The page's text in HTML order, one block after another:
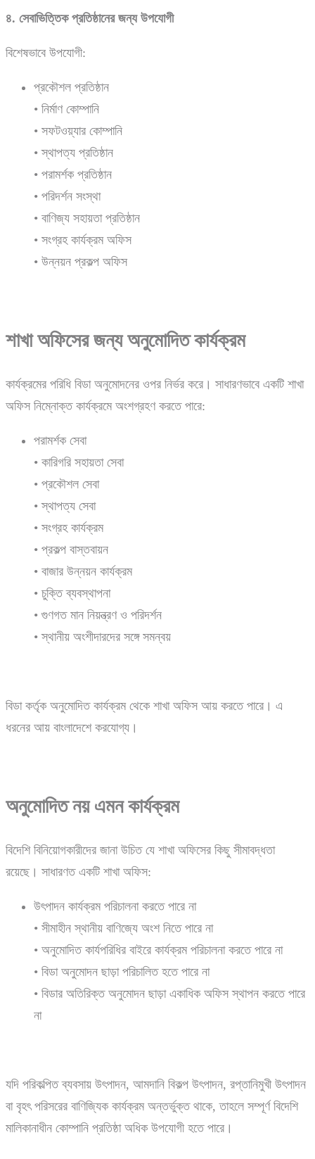
৪. সেবাভিত্তিক প্রতিষ্ঠানের জন্য উপযোগী
বিশেষভাবে উপযোগী:
প্রকৌশল প্রতিষ্ঠান
• নির্মাণ কোম্পানি
• সফটওয়্যার কোম্পানি
• স্থাপত্য প্রতিষ্ঠান
• পরামর্শক প্রতিষ্ঠান
• পরিদর্শন সংস্থা
• বাণিজ্য সহায়তা প্রতিষ্ঠান
• সংগ্রহ কার্যক্রম অফিস
• উন্নয়ন প্রকল্প অফিস
শাখা অফিসের জন্য অনুমোদিত কার্যক্রম
কার্যক্রমের পরিধি বিডা অনুমোদনের ওপর নির্ভর করে। সাধারণভাবে একটি শাখা
অফিস নিম্নোক্ত কার্যক্রমে অংশগ্রহণ করতে পারে:
পরামর্শক সেবা
• কারিগরি সহায়তা সেবা
• প্রকৌশল সেবা
• স্থাপত্য সেবা
• সংগ্রহ কার্যক্রম
• প্রকল্প বাস্তবায়ন
• বাজার উন্নয়ন কার্যক্রম
• চুক্তি ব্যবস্থাপনা
• গুণগত মান নিয়ন্ত্রণ ও পরিদর্শন
• স্থানীয় অংশীদারদের সঙ্গে সমন্বয়
বিডা কর্তৃক অনুমোদিত কার্যক্রম থেকে শাখা অফিস আয় করতে পারে। এ
ধরনের আয় বাংলাদেশে করযোগ্য।
অনুমোদিত নয় এমন কার্যক্রম
বিদেশি বিনিয়োগকারীদের জানা উচিত যে শাখা অফিসের কিছু সীমাবদ্ধতা
রয়েছে। সাধারণত একটি শাখা অফিস:
উৎপাদন কার্যক্রম পরিচালনা করতে পারে না
• সীমাহীন স্থানীয় বাণিজ্যে অংশ নিতে পারে না
• অনুমোদিত কার্যপরিধির বাইরে কার্যক্রম পরিচালনা করতে পারে না
• বিডা অনুমোদন ছাড়া পরিচালিত হতে পারে না
• বিডার অতিরিক্ত অনুমোদন ছাড়া একাধিক অফিস স্থাপন করতে পারে
না
যদি পরিকল্পিত ব্যবসায় উৎপাদন, আমদানি বিকল্প উৎপাদন, রপ্তানিমুখী উৎপাদন
বা বৃহৎ পরিসরের বাণিজ্যিক কার্যক্রম অন্তর্ভুক্ত থাকে, তাহলে সম্পূর্ণ বিদেশি
মালিকানাধীন কোম্পানি প্রতিষ্ঠা অধিক উপযোগী হতে পারে।